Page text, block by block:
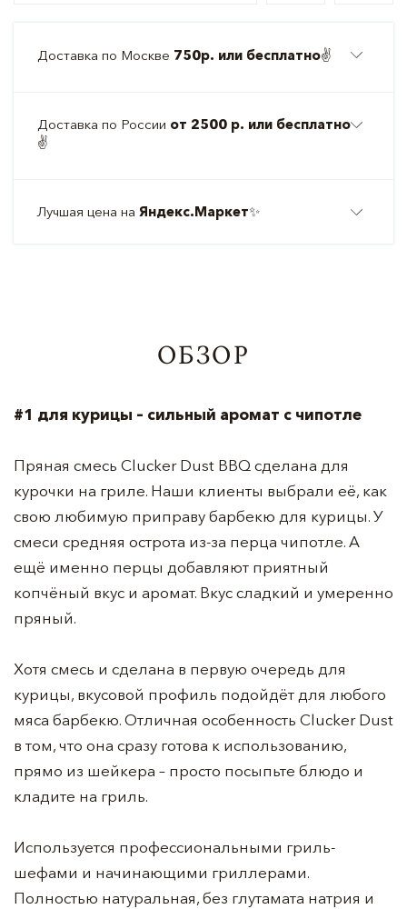
Доставка по Москве 750р. или бесплатно✌️
Доставка по России от 2500 р. или бесплатно
✌️
Лучшая цена на Яндекс.Маркет✨
ОБЗОР
#1 для курицы – сильный аромат с чипотле
Пряная смесь Clucker Dust BBQ сделана для
курочки на гриле. Наши клиенты выбрали её, как
свою любимую приправу барбекю для курицы. У
смеси средняя острота из-за перца чипотле. А
ещё именно перцы добавляют приятный
копчёный вкус и аромат. Вкус сладкий и умеренно
пряный.
Хотя смесь и сделана в первую очередь для
курицы, вкусовой профиль подойдёт для любого
мяса барбекю. Отличная особенность Clucker Dust
в том, что она сразу готова к использованию,
прямо из шейкера – просто посыпьте блюдо и
кладите на гриль.
Используется профессиональными гриль-
шефами и начинающими гриллерами.
Полностью натуральная, без глутамата натрия и